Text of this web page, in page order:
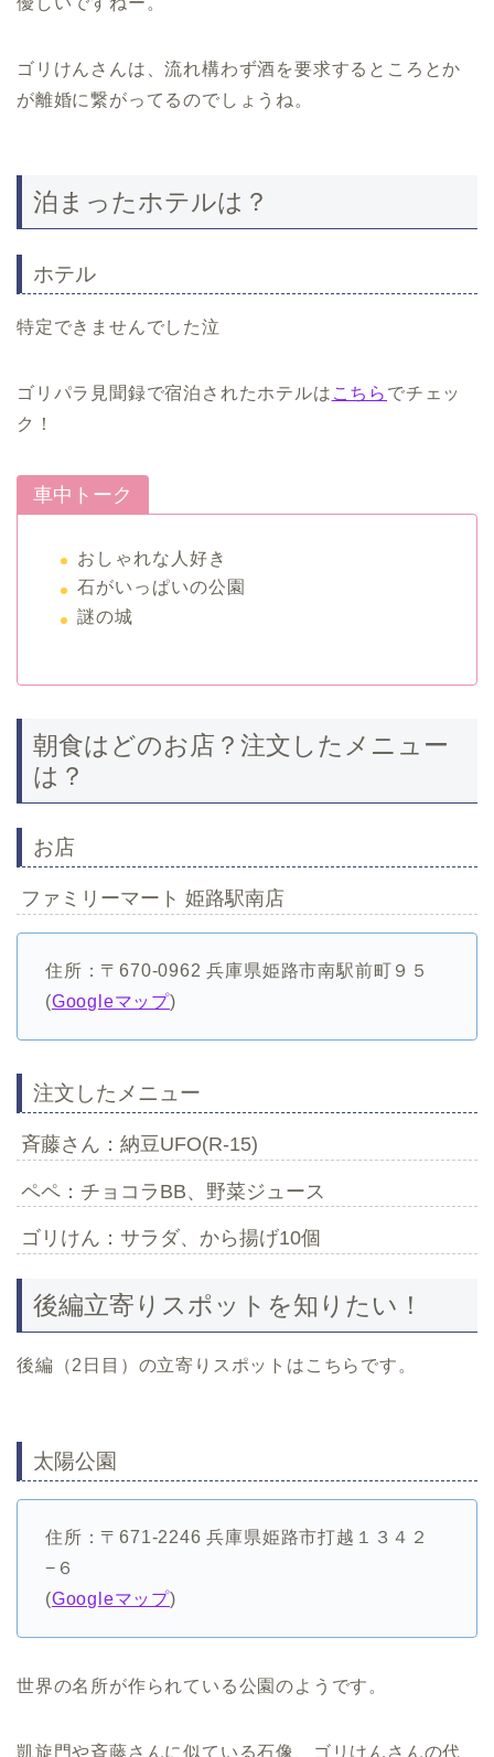
ゴリけんさんは、流れ構わず酒を要求するところとか
が離婚に繋がってるのでしょうね。
泊まったホテルは？
ホテル
特定できませんでした泣
ゴリパラ見聞録で宿泊されたホテルは こちら でチェッ
ク！
車中トーク
おしゃれな人好き
石がいっぱいの公園
謎の城
朝食はどのお店？注文したメニュー
は？
お店
ファミリーマート 姫路駅南店
住所：〒670-0962 兵庫県姫路市南駅前町９５
(Googleマップ)
注文したメニュー
斉藤さん：納豆UFO(R-15)
ペペ：チョコラBB、野菜ジュース
ゴリけん：サラダ、から揚げ10個
後編立寄りスポットを知りたい！
後編（2日目）の立寄りスポットはこちらです。
太陽公園
住所：〒671-2246 兵庫県姫路市打越１３４２
−６
(Googleマップ)
世界の名所が作られている公園のようです。
凱旋門や斉藤さんに似ている石像、ゴリけんさんの代